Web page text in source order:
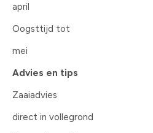
april
Oogsttijd tot
mei
Advies en tips
Zaaiadvies
direct in vollegrond